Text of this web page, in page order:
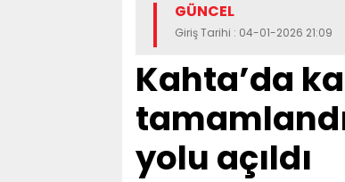
GÜNCEL
Giriş Tarihi : 04-01-2026 21:09
Kahta’da
yolu açıldı